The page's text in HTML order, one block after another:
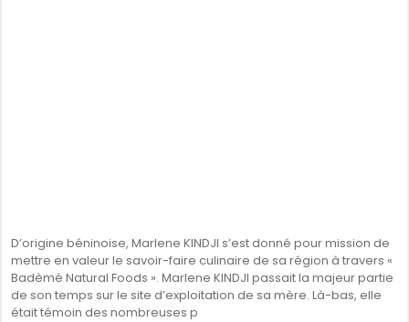
D’origine béninoise, Marlene KINDJI s’est donné pour mission de
mettre en valeur le savoir-faire culinaire de sa région à travers «
Badèmé Natural Foods ». Marlene KINDJI passait la majeur partie
de son temps sur le site d’exploitation de sa mère. Là-bas, elle
était témoin des nombreuses p